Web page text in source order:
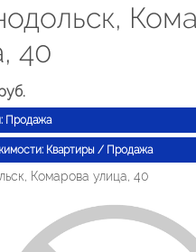
40
Продажа
Квартиры / Продажа
Комарова улица, 40